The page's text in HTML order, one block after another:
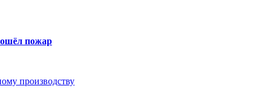
пожар
производству